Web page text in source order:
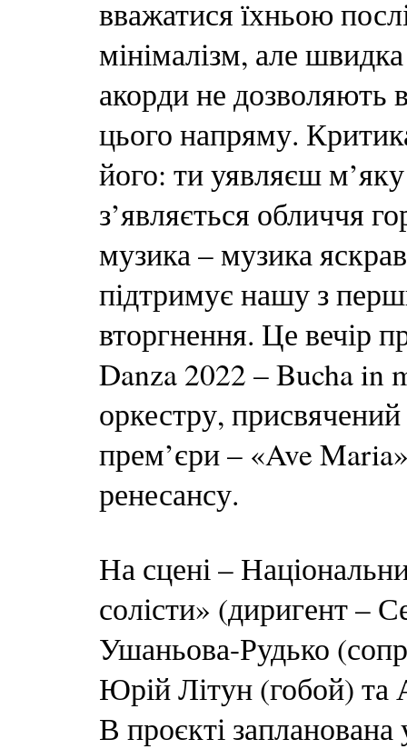
вважатися їхньою
мінімалізм, але
акорди не дозволяють
цього напряму.
його: ти уявляєш
з’являється обличчя
музика – музика
підтримує нашу з
вторгнення. Це вечір
Danza 2022 – Bucha in
оркестру, присвячений
прем’єри – «Ave
ренесансу.
На сцені –
солісти» (диригент –
Ушаньова-Рудько
Юрій Літун (гобой) та
В проєкті